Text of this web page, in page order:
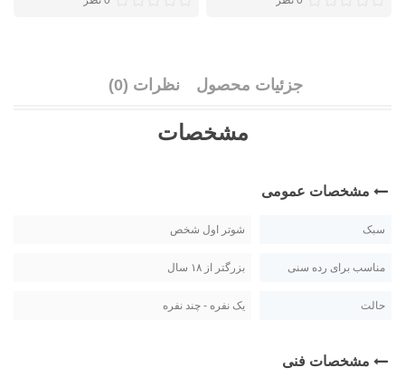
جزئیات محصول نظرات (0)
مشخصات
مشخصات عمومی
سبک شوتر اول شخص
مناسب برای رده سنی بزرگتر از ۱۸ سال
حالت یک نفره - چند نفره
مشخصات فنی